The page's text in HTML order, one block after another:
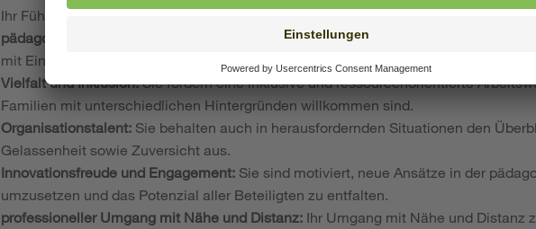
Ihr Führungsprofil kontinuierlich weiter.
pädagogische Leidenschaft und Handlungssicherheit:Sie begegnen Kindern,
mit Einfühlungsvermögen, Klarheit und Kreativität.
Vielfalt und Inklusion:Sie fördern eine inklusive und ressourcenorientierte
Familien mit unterschiedlichen Hintergründen willkommen sind.
Organisationstalent: Sie behalten auch in herausfordernden Situationen den
Gelassenheit sowie Zuversicht aus.
Innovationsfreude und Engagement: Sie sind motiviert, neue Ansätze in der
umzusetzen und das Potenzial aller Beteiligten zu entfalten.
professioneller Umgang mit Nähe und Distanz: Ihr Umgang mit Nähe und Distanz